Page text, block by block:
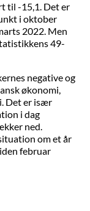
til -15,1. Det er
i oktober
2022. Men
49-
negative og
økonomi,
Det er især
i dag
ned.
om et år
februar